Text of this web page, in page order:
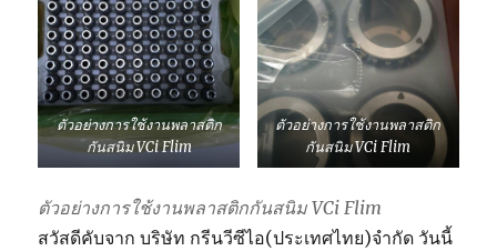
ตัวอย่างการใช้งานพลาสติก
กันสนิม VCi Flim
ตัวอย่างการใช้งานพลาสติก
กันสนิม VCi Flim
ตัวอย่างการใช้งานพลาสติกกันสนิม VCi Flim
สวัสดีคับจาก บริษัท กรีนวีซีไอ(ประเทศไทย)จำกัด วันนี้